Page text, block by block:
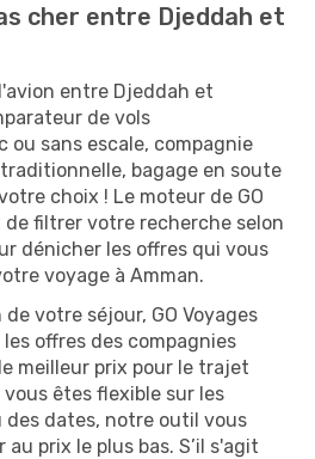
cher entre Djeddah et
entre Djeddah et
de vols
ou sans escale, compagnie
bagage en soute
choix ! Le moteur de GO
de filtrer votre recherche selon
dénicher les offres qui vous
voyage à Amman.
votre séjour, GO Voyages
offres des compagnies
meilleur prix pour le trajet
êtes flexible sur les
des dates, notre outil vous
prix le plus bas. S’il s'agit